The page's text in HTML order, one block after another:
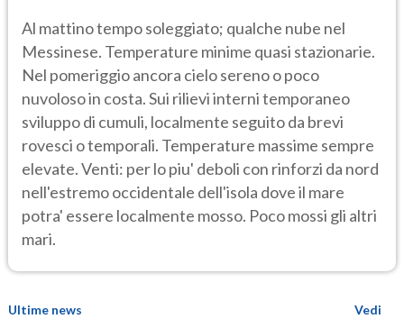
Al mattino tempo soleggiato; qualche nube nel
Messinese. Temperature minime quasi stazionarie.
Nel pomeriggio ancora cielo sereno o poco
nuvoloso in costa. Sui rilievi interni temporaneo
sviluppo di cumuli, localmente seguito da brevi
rovesci o temporali. Temperature massime sempre
elevate. Venti: per lo piu' deboli con rinforzi da nord
nell'estremo occidentale dell'isola dove il mare
potra' essere localmente mosso. Poco mossi gli altri
mari.
Ultime news
Vedi